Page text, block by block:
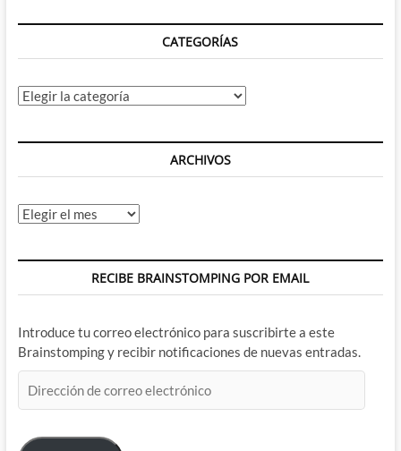
CATEGORÍAS
Categorías
ARCHIVOS
Archivos
RECIBE BRAINSTOMPING POR EMAIL
Introduce tu correo electrónico para suscribirte a este
Brainstomping y recibir notificaciones de nuevas entradas.
de
electrónico